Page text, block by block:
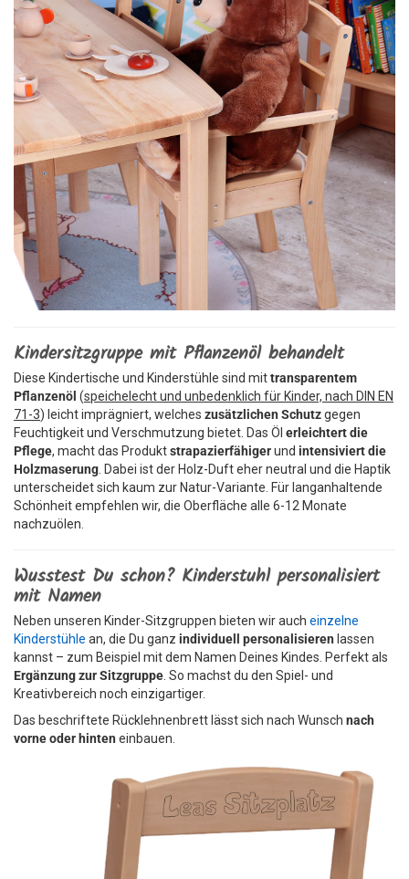
Kindersitzgruppe mit Pflanzenöl behandelt
Diese Kindertische und Kinderstühle sind mittransparentem
Pflanzenöl (speichelecht und unbedenklich für Kinder, nach DIN EN
71-3) leicht imprägniert, welches zusätzlichen Schutzgegen
Feuchtigkeit und Verschmutzung bietet. Das Öl erleichtert die
Pflege, macht das Produktstrapazierfähigerund intensiviert die
Holzmaserung . Dabei ist der Holz-Duft eher neutral und die Haptik
unterscheidet sich kaum zur Natur-Variante. Für langanhaltende
Schönheit empfehlen wir, die Oberfläche alle 6-12 Monate
nachzuölen.
Wusstest Du schon? Kinderstuhl personalisiert
mit Namen
Neben unseren Kinder-Sitzgruppen bieten wir auch einzelne
Kinderstühle an, die Du ganz individuell personalisieren lassen
kannst – zum Beispiel mit dem Namen Deines Kindes. Perfekt als
Ergänzung zur Sitzgruppe . So machst du den Spiel- und
Kreativbereich noch einzigartiger.
Das beschriftete Rücklehnenbrett lässt sich nach Wunsch nach
vorne oder hinten einbauen.